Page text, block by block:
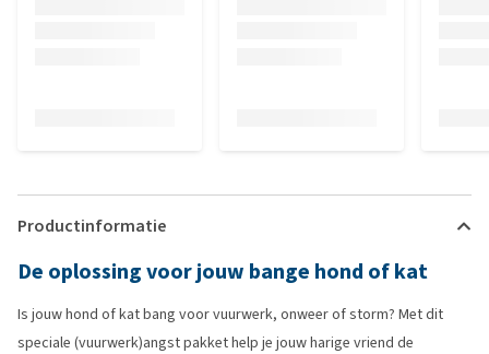
Productinformatie
De oplossing voor jouw bange hond of kat
Is jouw hond of kat bang voor vuurwerk, onweer of storm? Met dit
speciale (vuurwerk)angst pakket help je jouw harige vriend de